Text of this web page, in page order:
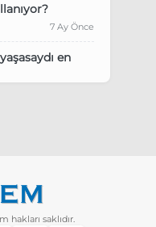
7 Ay Önce
en
hakları saklıdır.